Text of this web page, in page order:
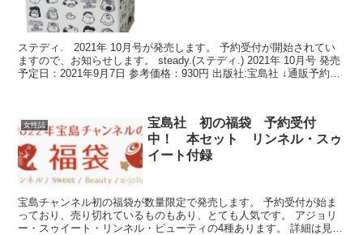
ステディ. 2021年 10月号が発売します。 予約受付が開始されてい
ますので、お知らせします。 steady.(ステディ.) 2021年 10月号 発売
予定日：2021年9月7日 参考価格：930円 出版社:宝島社 ↓通販予約は
女性誌
宝島社 初の福袋 予約受付
中！ 本セット リンネル・スゥ
イート付録
宝島チャンネル初の福袋が数量限定で発売します。 予約受付が始ま
っており、売り切れているものもあり、とても人気です。 アジョリ
ー・スゥイート・リンネル・ビューティの4種あります。 詳細は見て